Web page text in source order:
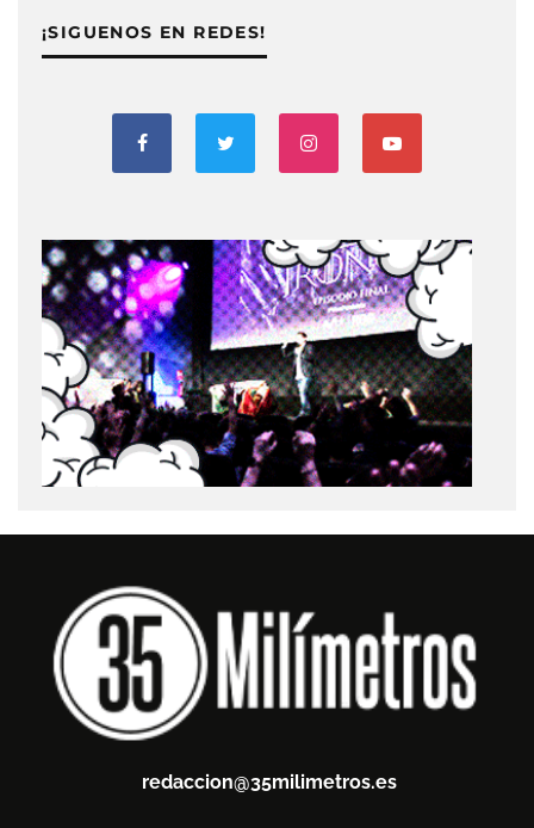
¡SIGUENOS EN REDES!
redaccion@35milimetros.es